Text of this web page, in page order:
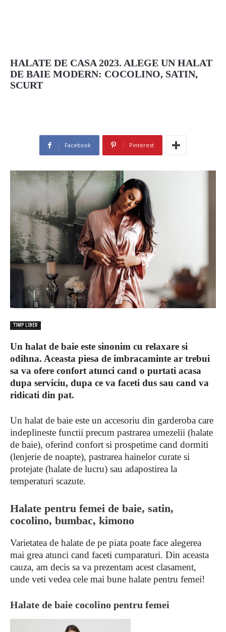
HALATE DE CASA 2023. ALEGE UN HALAT
DE BAIE MODERN: COCOLINO, SATIN,
SCURT
Facebook Pinterest
TIMP LIBER
Un halat de baie este sinonim cu relaxare si
odihna. Aceasta piesa de imbracaminte ar trebui
sa va ofere confort atunci cand o purtati acasa
dupa serviciu, dupa ce va faceti dus sau cand va
ridicati din pat.
Un halat de baie este un accesoriu din garderoba care
indeplineste functii precum pastrarea umezelii (halate
de baie), oferind confort si prospetime cand dormiti
(lenjerie de noapte), pastrarea hainelor curate si
protejate (halate de lucru) sau adapostirea la
temperaturi scazute.
Halate pentru femei de baie, satin,
cocolino, bumbac, kimono
Varietatea de halate de pe piata poate face alegerea
mai grea atunci cand faceti cumparaturi. Din aceasta
cauza, am decis sa va prezentam acest clasament,
unde veti vedea cele mai bune halate pentru femei!
Halate de baie cocolino pentru femei